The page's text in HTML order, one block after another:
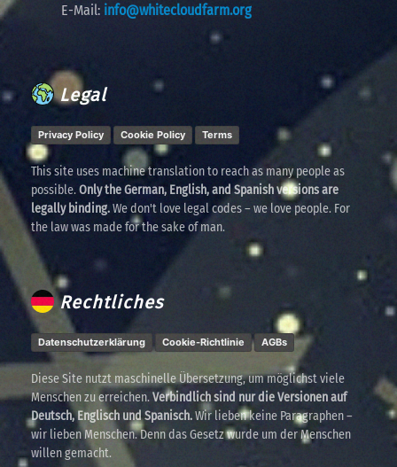
E-Mail: info@whitecloudfarm.org
Legal
Privacy Policy Cookie Policy Terms
This site uses machine translation to reach as many people as
possible.Only the German, English, and Spanish versions are
legally binding.We don't love legal codes – we love people. For
the law was made for the sake of man.
Rechtliches
Datenschutzerklärung Cookie-Richtlinie AGBs
Diese Site nutzt maschinelle Übersetzung, um möglichst viele
Menschen zu erreichen.Verbindlich sind nur die Versionen auf
Deutsch, Englisch und Spanisch.Wir lieben keine Paragraphen –
wir lieben Menschen. Denn das Gesetz wurde um der Menschen
willen gemacht.